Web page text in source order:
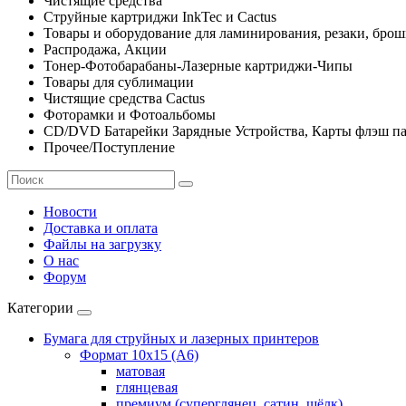
Струйные картриджи InkTec и Cactus
Товары и оборудование для ламинирования, резаки,
Распродажа, Акции
Тонер-Фотобарабаны-Лазерные картриджи-Чипы
Товары для сублимации
Чистящие средства Cactus
Фоторамки и Фотоальбомы
CD/DVD Батарейки Зарядные Устройства, Карты флэш
Прочее/Поступление
Новости
Доставка и оплата
Файлы на загрузку
О нас
Форум
Категории
Бумага для струйных и лазерных принтеров
Формат 10х15 (A6)
матовая
глянцевая